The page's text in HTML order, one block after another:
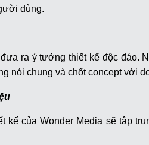
dùng.
ra ý tưởng thiết kế độc
nói chung và chốt concept với
kế của Wonder Media sẽ tập